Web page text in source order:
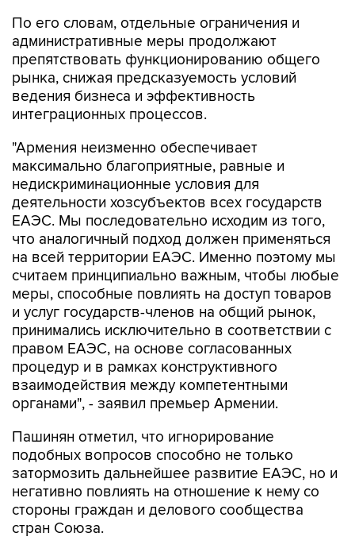
По его словам, отдельные ограничения и
административные меры продолжают
препятствовать функционированию общего
рынка, снижая предсказуемость условий
ведения бизнеса и эффективность
интеграционных процессов.
"Армения неизменно обеспечивает
максимально благоприятные, равные и
недискриминационные условия для
деятельности хозсубъектов всех государств
ЕАЭС. Мы последовательно исходим из того,
что аналогичный подход должен применяться
на всей территории ЕАЭС. Именно поэтому мы
считаем принципиально важным, чтобы любые
меры, способные повлиять на доступ товаров
и услуг государств-членов на общий рынок,
принимались исключительно в соответствии с
правом ЕАЭС, на основе согласованных
процедур и в рамках конструктивного
взаимодействия между компетентными
органами", - заявил премьер Армении.
Пашинян отметил, что игнорирование
подобных вопросов способно не только
затормозить дальнейшее развитие ЕАЭС, но и
негативно повлиять на отношение к нему со
стороны граждан и делового сообщества
стран Союза.